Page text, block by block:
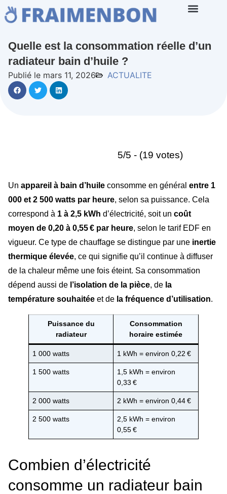
Quelle est la consommation réelle d’un
radiateur bain d’huile ?
Publié le mars 11, 2026 ACTUALITE
5/5 - (19 votes)
Un appareil à bain d’huile consomme en général entre 1
000 et 2 500 watts par heure, selon sa puissance. Cela
correspond à 1 à 2,5 kWh d’électricité, soit un coût
moyen de 0,20 à 0,55 € par heure, selon le tarif EDF en
vigueur. Ce type de chauffage se distingue par une inertie
thermique élevée, ce qui signifie qu’il continue à diffuser
de la chaleur même une fois éteint. Sa consommation
dépend aussi de l’isolation de la pièce, de la
température souhaitée et de la fréquence d’utilisation.
Puissance du
radiateur
Consommation
horaire estimée
1 000 watts 1 kWh = environ 0,22 €
1 500 watts
1,5 kWh = environ
0,33 €
2 000 watts 2 kWh = environ 0,44 €
2 500 watts
2,5 kWh = environ
0,55 €
Combien d’électricité
consomme un radiateur bain